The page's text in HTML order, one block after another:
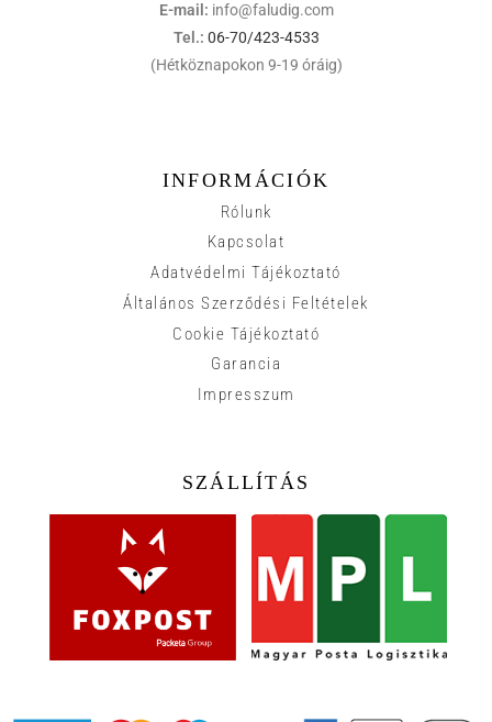
E-mail: info@faludig.com
Tel.: 06-70/423-4533
(Hétköznapokon 9-19 óráig)
INFORMÁCIÓK
Rólunk
Kapcsolat
Adatvédelmi Tájékoztató
Általános Szerződési Feltételek
Cookie Tájékoztató
Garancia
Impresszum
SZÁLLÍTÁS